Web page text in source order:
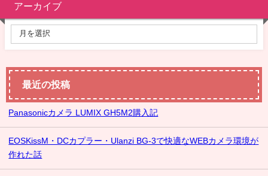
アーカイブ
最近の投稿
Panasonicカメラ LUMIX GH5M2購入記
EOSKissM・DCカプラー・Ulanzi BG-3で快適なWEBカメラ環境が
作れた話